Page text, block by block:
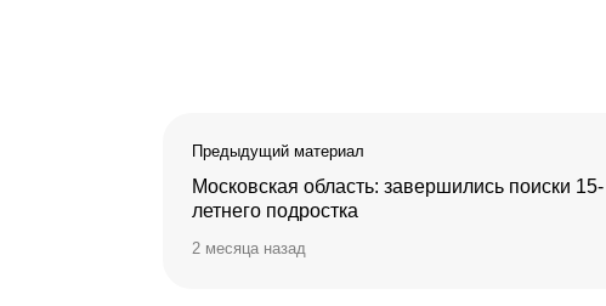
Предыдущий материал
Московская область: завершились поиски 15-
летнего подростка
2 месяца назад